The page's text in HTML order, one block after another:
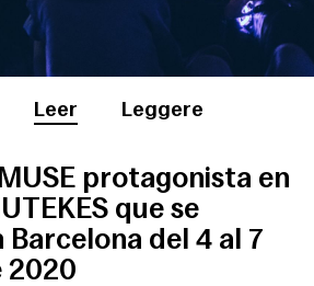
Leer Leggere
protagonista en
que se
del 4 al 7
2020